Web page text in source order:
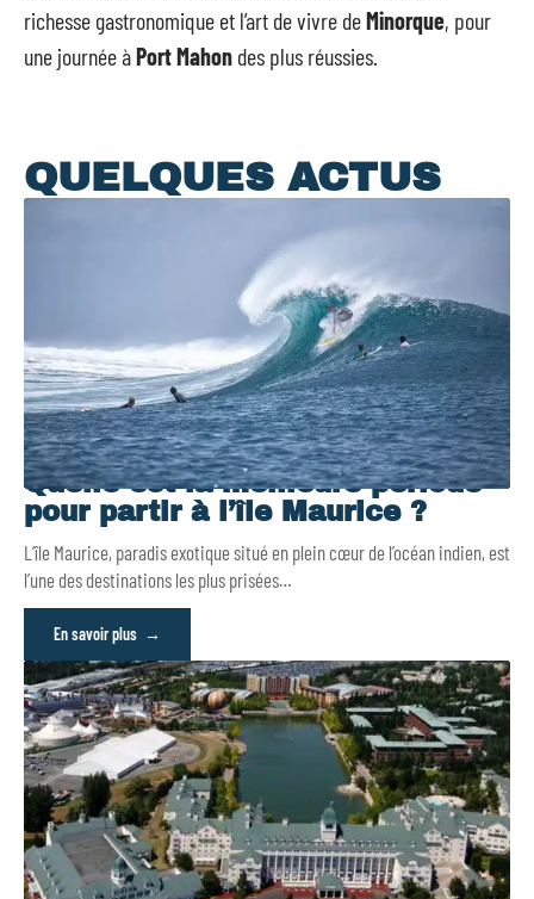
richesse gastronomique et l’art de vivre deMinorque, pour
une journée àPort Mahon des plus réussies.
QUELQUES ACTUS
Quelle est la meilleure période
pour partir à l’île Maurice ?
L’île Maurice, paradis exotique situé en plein cœur de l’océan indien, est
l’une des destinations les plus prisées…
En savoir plus